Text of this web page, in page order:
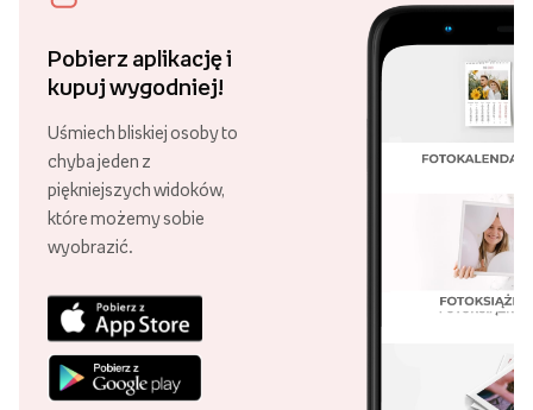
Pobierz aplikację i
kupuj wygodniej!
Uśmiech bliskiej osoby to
chyba jeden z
piękniejszych widoków,
które możemy sobie
wyobrazić.